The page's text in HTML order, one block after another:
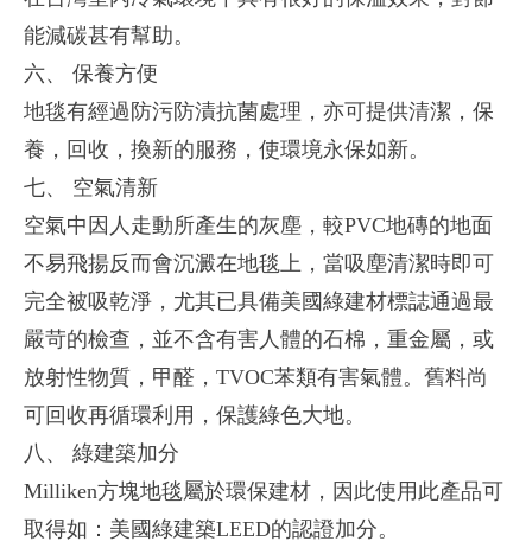
能減碳甚有幫助。
六、 保養方便
地毯有經過防污防漬抗菌處理，亦可提供清潔，保
養，回收，換新的服務，使環境永保如新。
七、 空氣清新
空氣中因人走動所產生的灰塵，較PVC地磚的地面
不易飛揚反而會沉澱在地毯上，當吸塵清潔時即可
完全被吸乾淨，尤其已具備美國綠建材標誌通過最
嚴苛的檢查，並不含有害人體的石棉，重金屬，或
放射性物質，甲醛，TVOC苯類有害氣體。舊料尚
可回收再循環利用，保護綠色大地。
八、 綠建築加分
Milliken方塊地毯屬於環保建材，因此使用此產品可
取得如：美國綠建築LEED的認證加分。